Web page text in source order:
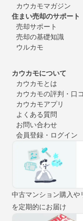
カウカモマガジン
住まい売却のサポート
売却サポート
売却の基礎知識
ウルカモ
カウカモについて
カウカモとは
カウカモの評判・口
カウカモアプリ
よくある質問
お問い合わせ
会員登録・ログイン
中古マンション購入や
を定期的にお届け